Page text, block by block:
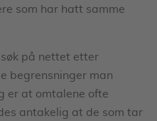
som har hatt samme
på nettet etter
begrensninger man
er at omtalene ofte
antakelig at de som tar